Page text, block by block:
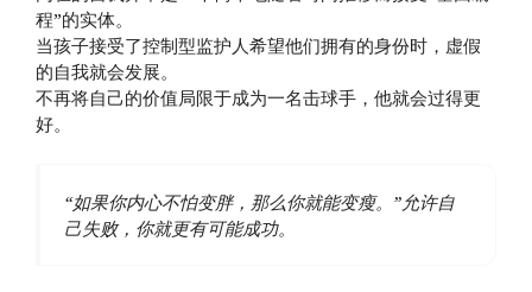
程”的实体。
当孩子接受了控制型监护人希望他们拥有的身份时，虚假
的自我就会发展。
不再将自己的价值局限于成为一名击球手，他就会过得更
好。
“如果你内心不怕变胖，那么你就能变瘦。”允许自
己失败，你就更有可能成功。